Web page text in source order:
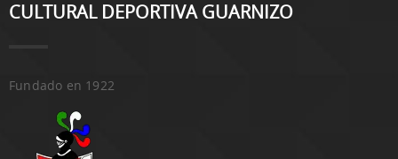
CULTURAL DEPORTIVA GUARNIZO
Fundado en 1922